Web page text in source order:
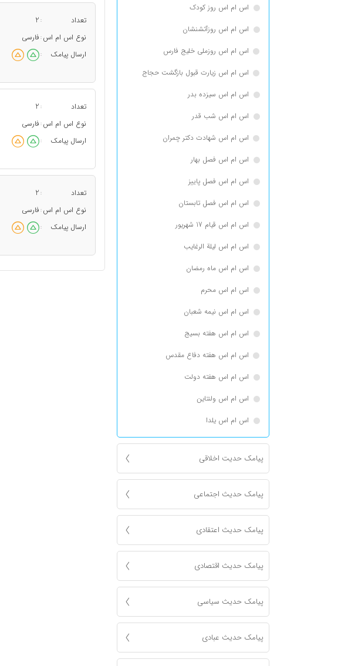
اس ام اس روز کودک
اس ام اس روزآتشنشان
اس ام اس روزملی خلیج فارس
اس ام اس زیارت قبول بازگشت حجاج
اس ام اس سیزده بدر
اس ام اس شب قدر
اس ام اس شهادت دکتر چمران
اس ام اس فصل بهار
اس ام اس فصل پاییز
اس ام اس فصل تابستان
اس ام اس قیام 17 شهریور
اس ام اس لیلة الرغایب
اس ام اس ماه رمضان
اس ام اس محرم
اس ام اس نیمه شعبان
اس ام اس هفته بسیج
اس ام اس هفته دفاع مقدس
اس ام اس هفته دولت
اس ام اس ولنتاین
اس ام اس یلدا
پیامک حدیت اخلاقی
پیامک حدیث اجتماعی
پیامک حدیث اعتقادی
پیامک حدیث اقتصادی
پیامک حدیث سیاسی
پیامک حدیث عبادی
تعداد :
2
نوع اس ام اس : فارسی
ارسال پیامک
:
تعداد :
2
نوع اس ام اس : فارسی
ارسال پیامک
:
تعداد :
2
نوع اس ام اس : فارسی
ارسال پیامک
: